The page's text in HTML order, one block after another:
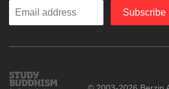
Enter
Subscribe
Study